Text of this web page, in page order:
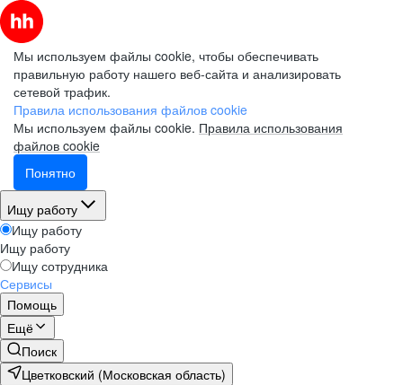
Мы используем файлы cookie, чтобы обеспечивать
правильную работу нашего веб-сайта и анализировать
сетевой трафик.
Правила использования файлов cookie
Мы используем файлы cookie. Правила использования
файлов cookie
Понятно
Ищу работу
Ищу работу
Ищу работу
Ищу сотрудника
Сервисы
Помощь
Ещё
Поиск
Цветковский (Московская область)